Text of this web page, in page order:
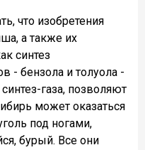
что изобретения
а также их
синтез
- бензола и толуола -
газа, позволяют
может оказаться
под ногами,
бурый. Все они